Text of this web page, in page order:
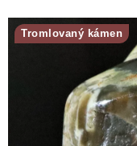
SLEVY
KRYSTALY
Tromlovaný kámen